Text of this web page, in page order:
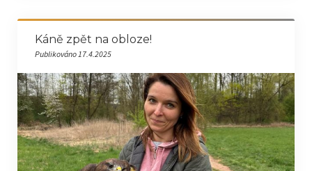
Káně zpět na obloze!
Publikováno 17.4.2025